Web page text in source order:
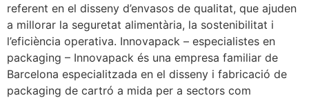
referent en el disseny d’envasos de qualitat, que ajuden
a millorar la seguretat alimentària, la sostenibilitat i
l’eficiència operativa. Innovapack – especialistes en
packaging – Innovapack és una empresa familiar de
Barcelona especialitzada en el disseny i fabricació de
packaging de cartró a mida per a sectors com